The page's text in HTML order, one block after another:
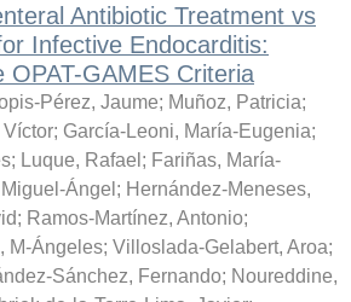
Antibiotic Treatment vs
Infective Endocarditis:
OPAT-GAMES Criteria
Pérez, Jaume; Muñoz, Patricia;
; García-Leoni, María-Eugenia;
; Luque, Rafael ; Fariñas, María-
Ángel ; Hernández-Meneses,
; Ramos-Martínez, Antonio;
M-Ángeles; Villoslada-Gelabert, Aroa;
Sánchez, Fernando; Noureddine,